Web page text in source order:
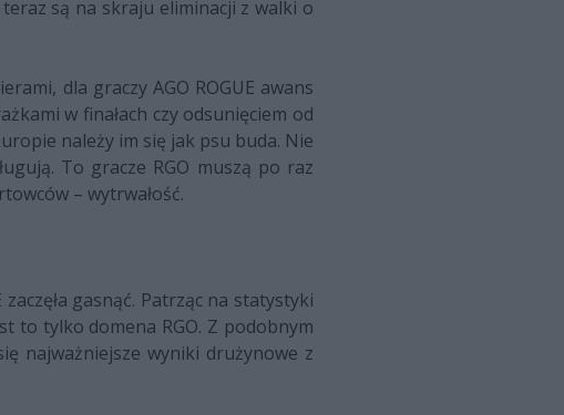
są na skraju eliminacji z walki o
dla graczy AGO ROGUE awans
w finałach czy odsunięciem od
należy im się jak psu buda. Nie
To gracze RGO muszą po raz
– wytrwałość.
gasnąć. Patrząc na statystyki
to tylko domena RGO. Z podobnym
najważniejsze wyniki drużynowe z